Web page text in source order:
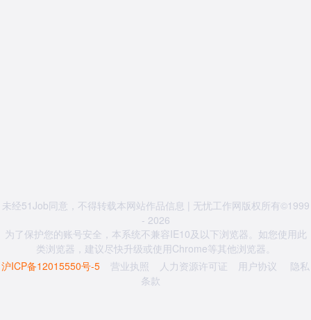
未经51Job同意，不得转载本网站作品信息 | 无忧工作网版权所有©1999
- 2026
为了保护您的账号安全，本系统不兼容IE10及以下浏览器。如您使用此
类浏览器，建议尽快升级或使用Chrome等其他浏览器。
沪ICP备12015550号-5
营业执照 人力资源许可证 用户协议
隐私
条款